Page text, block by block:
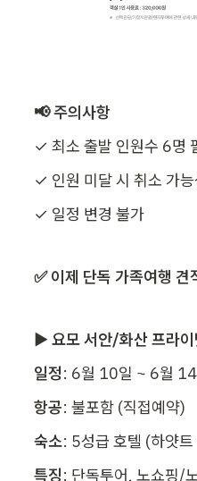
📢 주의사항
✓ 최소 출발 인원수 6명
✓ 인원 미달 시 취소 가
✓ 일정 변경 불가
✅ 이제 단독 가족여행
▶ 요모 서안/화산 프라이
일정: 6월 10일 ~ 6월
항공: 불포함 (직접예약)
숙소: 5성급 호텔 (하얏
특징: 단독투어, 노쇼핑/